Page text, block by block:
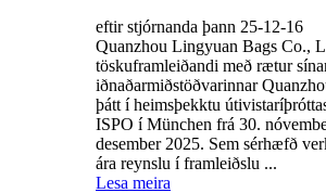
eftir stjórnanda þann 25-12-16
Quanzhou Lingyuan Bags Co.,
töskuframleiðandi með rætur
iðnaðarmiðstöðvarinnar
þátt í heimsþekktu
ISPO í München frá 30.
desember 2025. Sem sérhæfð
ára reynslu í framleiðslu ...
Lesa meira